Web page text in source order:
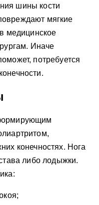
шины кости
мягкие
медицинское
Иначе
потребуется
конечностях. Нога
либо лодыжки.